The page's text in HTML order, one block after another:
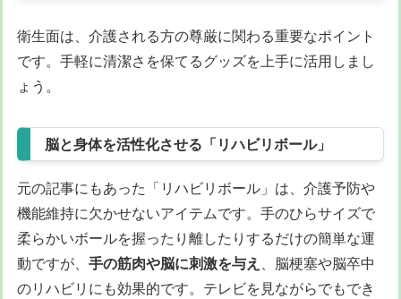
衛生面は、介護される方の尊厳に関わる重要なポイント
です。手軽に清潔さを保てるグッズを上手に活用しまし
ょう。
脳と身体を活性化させる「リハビリボール」
元の記事にもあった「リハビリボール」は、介護予防や
機能維持に欠かせないアイテムです。手のひらサイズで
柔らかいボールを握ったり離したりするだけの簡単な運
動ですが、 手の筋肉や脳に刺激を与え 、脳梗塞や脳卒中
のリハビリにも効果的です。テレビを見ながらでもでき